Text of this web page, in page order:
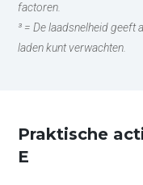
factoren.
³ = De laadsnelheid geeft
laden kunt verwachten.
Praktische
E